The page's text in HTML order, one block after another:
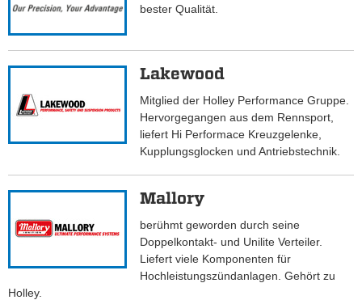
bester Qualität.
Lakewood
Mitglied der Holley Performance Gruppe.
Hervorgegangen aus dem Rennsport,
liefert Hi Performace Kreuzgelenke,
Kupplungsglocken und Antriebstechnik.
Mallory
berühmt geworden durch seine
Doppelkontakt- und Unilite Verteiler.
Liefert viele Komponenten für
Hochleistungszündanlagen. Gehört zu
Holley.